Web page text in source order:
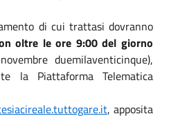
di cui trattasi dovranno
oltre le ore 9:00 del giorno
duemilaventicinque),
la Piattaforma Telematica
, apposita